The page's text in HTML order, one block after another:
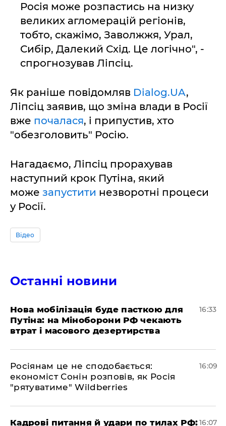
Росія може розпастись на низку
великих агломерацій регіонів,
тобто, скажімо, Заволжжя, Урал,
Сибір, Далекий Схід. Це логічно", -
спрогнозував Ліпсіц.
Як раніше повідомляв Dialog.UA,
Ліпсіц заявив, що зміна влади в Росії
вже почалася, і припустив, хто
"обезголовить" Росію.
Нагадаємо, Ліпсіц прорахував
наступний крок Путіна, який
може запустити незворотні процеси
у Росії.
Відео
Останні новини
Нова мобілізація буде пасткою для
Путіна: на Міноборони РФ чекають
втрат і масового дезертирства
16:33
Росіянам це не сподобається:
економіст Сонін розповів, як Росія
"рятуватиме" Wildberries
16:09
Кадрові питання й удари по тилах РФ:16:07